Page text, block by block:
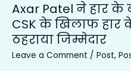
Axar Patel ने हार के
CSK के खिलाफ हार
ठहराया जिम्मेदार
Leave a Comment / Post,
CSK
के
खिलाफ
हार